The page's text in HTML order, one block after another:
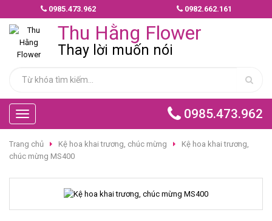
0985.473.962 0982.662.161
Thu Hằng Flower
Thay lời muốn nói
Toggle
navigation
0985.473.962
MẪU
HOA
GIAO
NHANH
CHÚC
MỪNG
HOA
Trang chủ Kệ hoa khai trương, chúc mừng
Kệ hoa khai trương,
chúc mừng MS400